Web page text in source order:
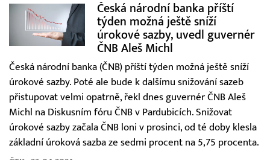
Česká národní banka příští
týden možná ještě sníží
úrokové sazby, uvedl guvernér
ČNB Aleš Michl
Česká národní banka (ČNB) příští týden možná ještě sníží
úrokové sazby. Poté ale bude k dalšímu snižování sazeb
přistupovat velmi opatrně, řekl dnes guvernér ČNB Aleš
Michl na Diskusním fóru ČNB v Pardubicích. Snižovat
úrokové sazby začala ČNB loni v prosinci, od té doby klesla
základní úroková sazba ze sedmi procent na 5,75 procenta.